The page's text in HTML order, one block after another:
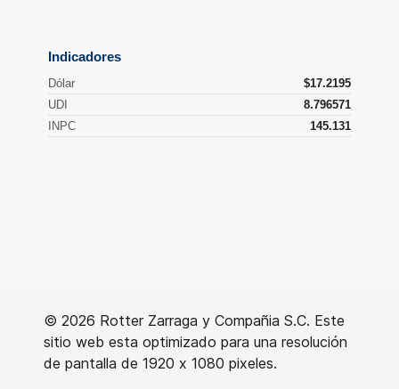
© 2026 Rotter Zarraga y Compañia S.C. Este
sitio web esta optimizado para una resolución
de pantalla de 1920 x 1080 pixeles.